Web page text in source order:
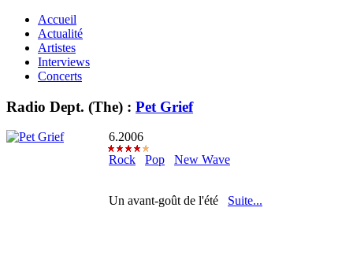
Accueil
Actualité
Artistes
Interviews
Concerts
Radio Dept. (The) : Pet Grief
6.2006
Rock
Pop New Wave
Un avant-goût de l'été Suite...